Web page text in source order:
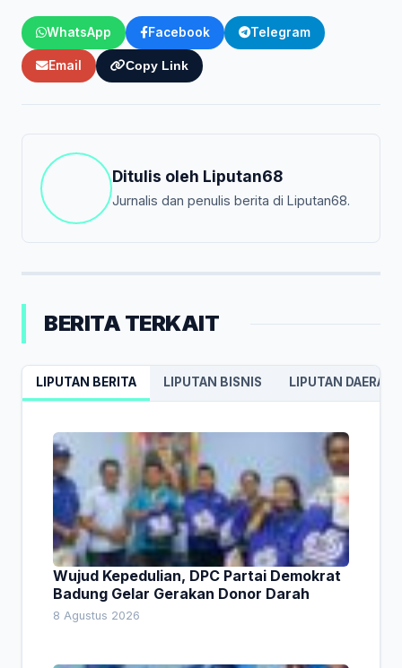
WhatsApp Facebook Telegram
Email Copy Link
Ditulis oleh Liputan68
Jurnalis dan penulis berita di Liputan68.
BERITA TERKAIT
LIPUTAN BERITA LIPUTAN BISNIS LIPUTAN DAERAH
Wujud Kepedulian, DPC Partai Demokrat
Badung Gelar Gerakan Donor Darah
8 Agustus 2026